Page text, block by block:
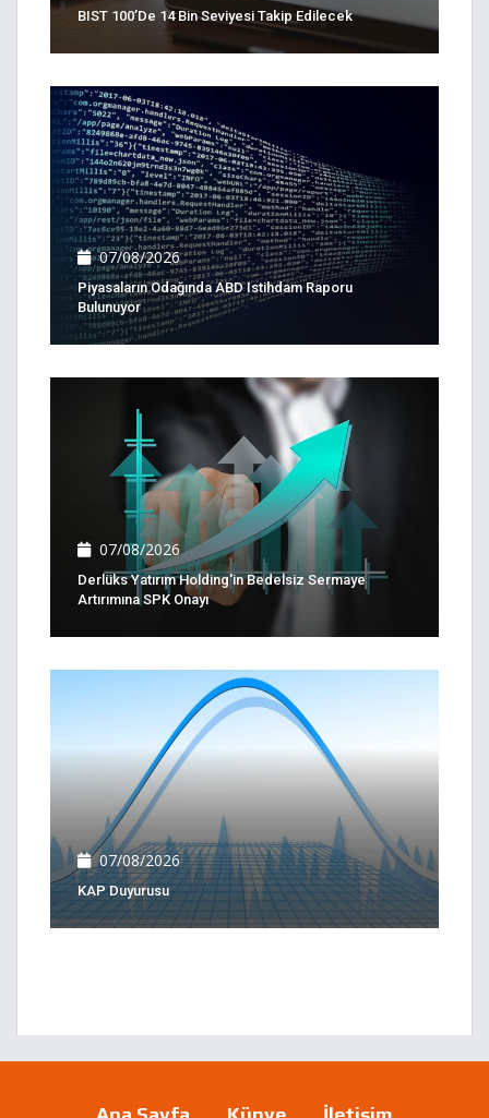
BIST 100’de 14 Bin Seviyesi Takip Edilecek
07/08/2026
Piyasaların Odağında ABD Istihdam Raporu
Bulunuyor
07/08/2026
Derlüks Yatırım Holding'in Bedelsiz Sermaye
Artırımına SPK Onayı
07/08/2026
KAP Duyurusu